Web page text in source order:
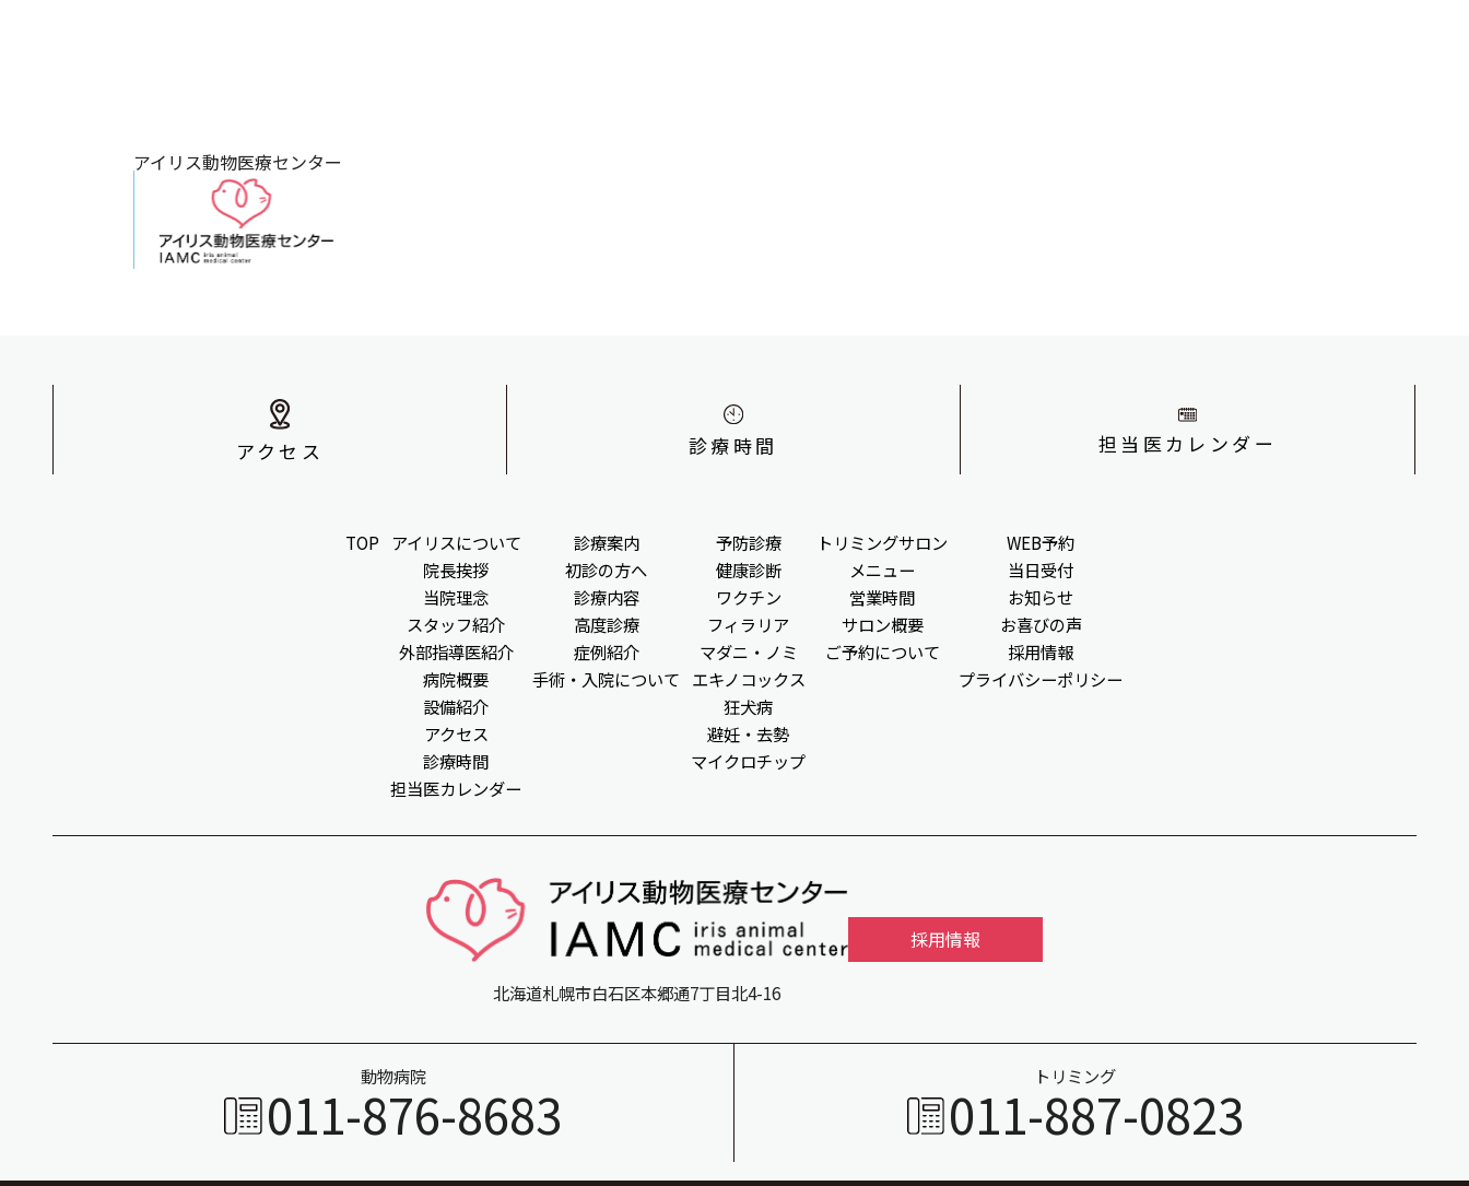
アイリス動物医療センター
アクセス 診療時間 担当医カレンダー
TOP
アイリスについて
院長挨拶
当院理念
スタッフ紹介
外部指導医紹介
病院概要
設備紹介
アクセス
診療時間
担当医カレンダー
診療案内
初診の方へ
診療内容
高度診療
症例紹介
手術・入院について
予防診療
健康診断
ワクチン
フィラリア
マダニ・ノミ
エキノコックス
狂犬病
避妊・去勢
マイクロチップ
トリミングサロン
メニュー
営業時間
サロン概要
ご予約について
WEB予約
当日受付
お知らせ
お喜びの声
採用情報
プライバシーポリシー
北海道札幌市白石区本郷通7丁目北4-16
採用情報
動物病院
011-876-8683
トリミング
011-887-0823